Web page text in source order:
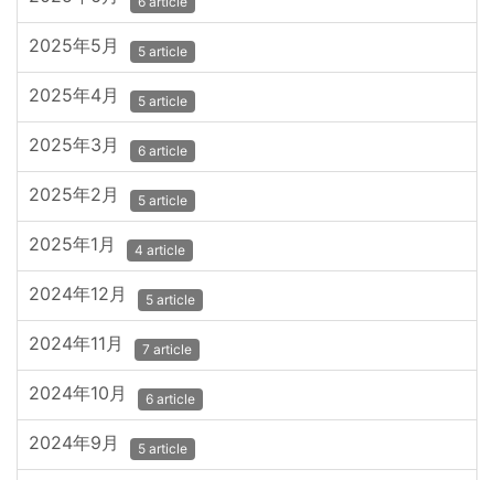
2025年5月 5 article
2025年4月 5 article
2025年3月 6 article
2025年2月 5 article
2025年1月 4 article
2024年12月 5 article
2024年11月 7 article
2024年10月 6 article
2024年9月 5 article